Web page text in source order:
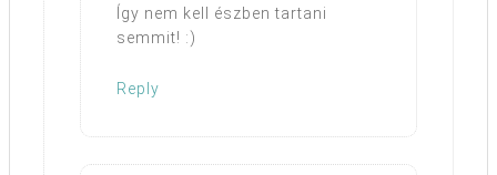
Így nem kell észben tartani
semmit! :)
Reply